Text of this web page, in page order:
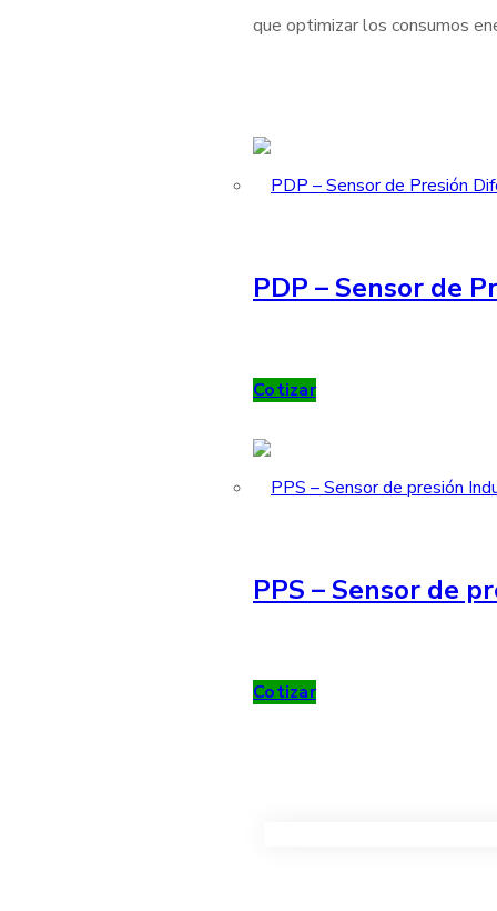
que optimizar los consumos
PDP – Sensor de
Cotizar
PPS – Sensor de
Cotizar